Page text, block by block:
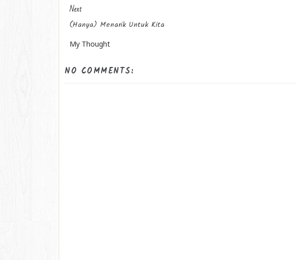
Next
(hanya) Menarik Untuk Kita
My Thought
NO COMMENTS: